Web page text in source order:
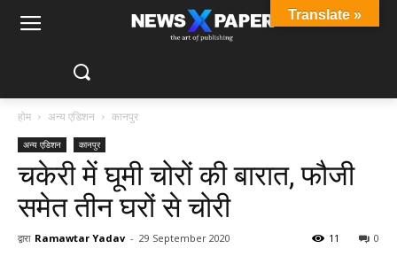
होम अन्य एडिशन कानपुर
अन्य एडिशन कानपुर
चकेरी में घूमी चोरों की बारात, फौजी
समेत तीन घरों से चोरी
द्वारा Ramawtar Yadav - 29 September 2020 0
11
Translate »